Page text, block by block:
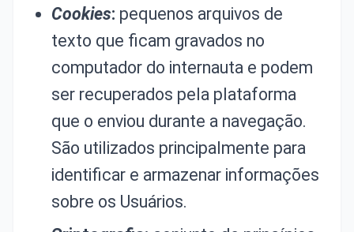
Cookies: pequenos arquivos de
texto que ficam gravados no
computador do internauta e podem
ser recuperados pela plataforma
que o enviou durante a navegação.
São utilizados principalmente para
identificar e armazenar informações
sobre os Usuários.